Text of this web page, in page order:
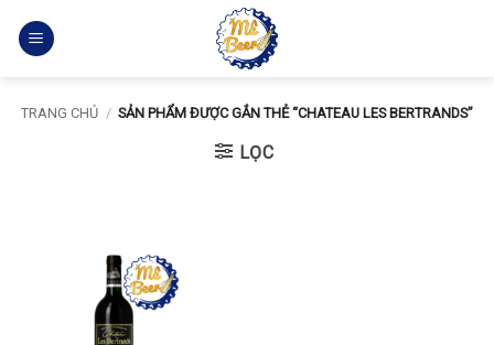
qua
TRANG CHỦ / SẢN PHẨM ĐƯỢC GẮN THẺ “CHATEAU LES BERTRANDS”
LỌC